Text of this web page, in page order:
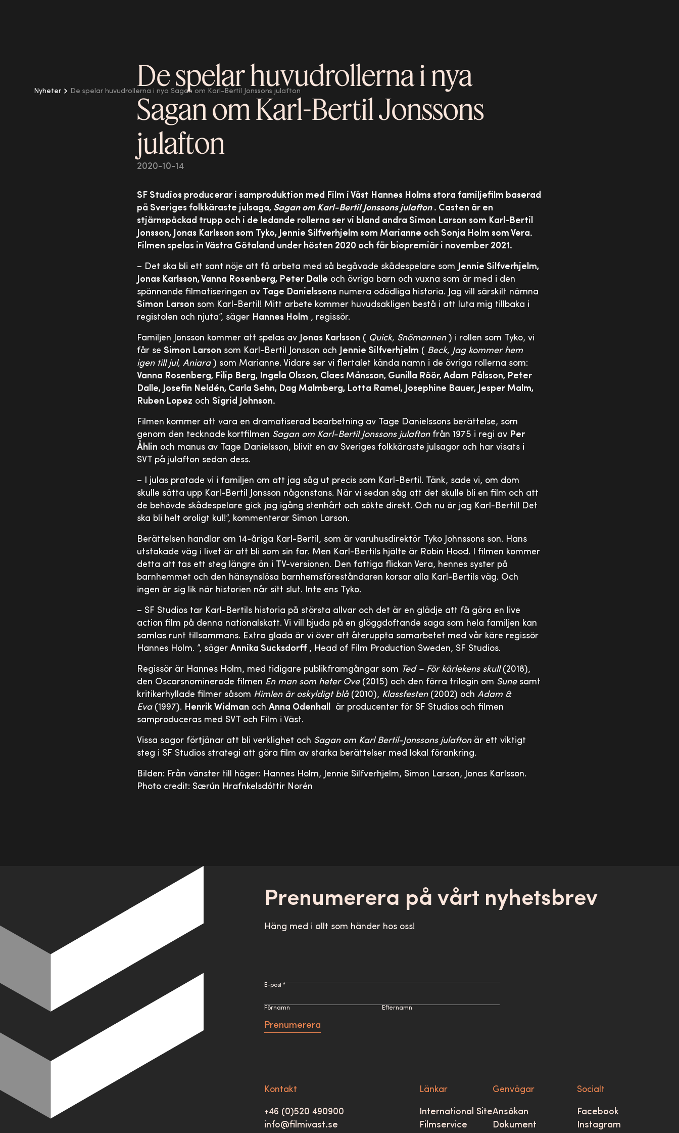
Nyheter De spelar huvudrollerna i nya Sagan om Karl-Bertil Jonssons julafton
De spelar huvudrollerna i nya
Sagan om Karl-Bertil Jonssons
julafton
2020-10-14
SF Studios producerar i samproduktion med Film i Väst Hannes Holms stora familjefilm baserad
på Sveriges folkkäraste julsaga, Sagan om Karl-Bertil Jonssons julafton. Casten är en
stjärnspäckad trupp och i de ledande rollerna ser vi bland andra Simon Larson som Karl-Bertil
Jonsson, Jonas Karlsson som Tyko, Jennie Silfverhjelm som Marianne och Sonja Holm som Vera.
Filmen spelas in Västra Götaland under hösten 2020 och får biopremiär i november 2021.
– Det ska bli ett sant nöje att få arbeta med så begåvade skådespelare som Jennie Silfverhjelm,
Jonas Karlsson, Vanna Rosenberg, Peter Dalle och övriga barn och vuxna som är med i den
spännande filmatiseringen av Tage Danielssons numera odödliga historia. Jag vill särskilt nämna
Simon Larson som Karl-Bertil! Mitt arbete kommer huvudsakligen bestå i att luta mig tillbaka i
registolen och njuta”, säger Hannes Holm , regissör.
Familjen Jonsson kommer att spelas av Jonas Karlsson ( Quick, Snömannen) i rollen som Tyko, vi
får se Simon Larson som Karl-Bertil Jonsson och Jennie Silfverhjelm ( Beck, Jag kommer hem
igen till jul, Aniara) som Marianne. Vidare ser vi flertalet kända namn i de övriga rollerna som:
Vanna Rosenberg, Filip Berg, Ingela Olsson, Claes Månsson, Gunilla Röör, Adam Pålsson, Peter
Dalle, Josefin Neldén, Carla Sehn, Dag Malmberg, Lotta Ramel, Josephine Bauer, Jesper Malm,
Ruben Lopez och Sigrid Johnson.
Filmen kommer att vara en dramatiserad bearbetning av Tage Danielssons berättelse, som
genom den tecknade kortfilmen Sagan om Karl-Bertil Jonssons julaftonfrån 1975 i regi av Per
Åhlin och manus av Tage Danielsson, blivit en av Sveriges folkkäraste julsagor och har visats i
SVT på julafton sedan dess.
– I julas pratade vi i familjen om att jag såg ut precis som Karl-Bertil. Tänk, sade vi, om dom
skulle sätta upp Karl-Bertil Jonsson någonstans. När vi sedan såg att det skulle bli en film och att
de behövde skådespelare gick jag igång stenhårt och sökte direkt. Och nu är jag Karl-Bertil! Det
ska bli helt oroligt kul!”, kommenterar Simon Larson.
Berättelsen handlar om 14-åriga Karl-Bertil, som är varuhusdirektör Tyko Johnssons son. Hans
utstakade väg i livet är att bli som sin far. Men Karl-Bertils hjälte är Robin Hood. I filmen kommer
detta att tas ett steg längre än i TV-versionen. Den fattiga flickan Vera, hennes syster på
barnhemmet och den hänsynslösa barnhemsföreståndaren korsar alla Karl-Bertils väg. Och
ingen är sig lik när historien når sitt slut. Inte ens Tyko.
– SF Studios tar Karl-Bertils historia på största allvar och det är en glädje att få göra en live
action film på denna nationalskatt. Vi vill bjuda på en glöggdoftande saga som hela familjen kan
samlas runt tillsammans. Extra glada är vi över att återuppta samarbetet med vår käre regissör
Hannes Holm. ”, sägerAnnika Sucksdorff , Head of Film Production Sweden, SF Studios.
Regissör är Hannes Holm, med tidigare publikframgångar som Ted – För kärlekens skull(2018),
den Oscarsnominerade filmen En man som heter Ove(2015) och den förra trilogin om Sunesamt
kritikerhyllade filmer såsom Himlen är oskyldigt blå(2010), Klassfesten(2002) ochAdam &
Eva(1997). Henrik Widman ochAnna Odenhall är producenter för SF Studios och filmen
samproduceras med SVT och Film i Väst.
Vissa sagor förtjänar att bli verklighet och Sagan om Karl Bertil-Jonssons julaftonär ett viktigt
steg i SF Studios strategi att göra film av starka berättelser med lokal förankring.
Bilden: Från vänster till höger: Hannes Holm, Jennie Silfverhjelm, Simon Larson, Jonas Karlsson.
Photo credit: Særún Hrafnkelsdóttir Norén
Prenumerera på vårt nyhetsbrev
Häng med i allt som händer hos oss!
E-post *
Förnamn Efternamn
Prenumerera
Kontakt
+46 (0)520 490900
info@filmivast.se
Länkar
International Site
Filmservice
Genvägar
Ansökan
Dokument
Socialt
Facebook
Instagram